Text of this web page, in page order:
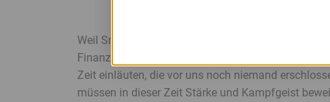
Weil Smartnrgy – und die Idee dahinter – damals
Finanzierung war die schwerste Hürde, die wir
Zeit einläuten, die vor uns noch niemand
müssen in dieser Zeit Stärke und Kampfgeist